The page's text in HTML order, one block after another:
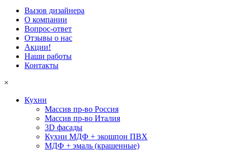
Вызов дизайнера
О компании
Вопрос-ответ
Отзывы о нас
Акции!
Наши работы
Контакты
×
Кухни
Массив пр-во Россия
Массив пр-во Италия
3D фасады
Кухни МДФ + экошпон ПВХ
МДФ + эмаль (крашенные)